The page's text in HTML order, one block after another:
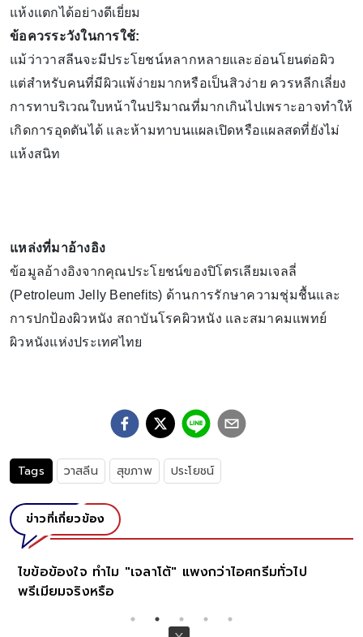
แห้งแตกได้อย่างดีเยี่ยม
ข้อควรระวังในการใช้:
แม้ว่าวาสลีนจะมีประโยชน์หลากหลายและอ่อนโยนต่อผิว
แต่สำหรับคนที่มีผิวแพ้ง่ายมากหรือเป็นสิวง่าย ควรหลีกเลี่ยง
การทาบริเวณใบหน้าในปริมาณที่มากเกินไปเพราะอาจทำให้
เกิดการอุดตันได้ และห้ามทาบนแผลเปิดหรือแผลสดที่ยังไม่
แห้งสนิท
แหล่งที่มาอ้างอิง
ข้อมูลอ้างอิงจากคุณประโยชน์ของปิโตรเลียมเจลลี่
(Petroleum Jelly Benefits) ด้านการรักษาความชุ่มชื้นและ
การปกป้องผิวหนัง สถาบันโรคผิวหนัง และสมาคมแพทย์
ผิวหนังแห่งประเทศไทย
Tags วาสลีน สุขภาพ ประโยชน์
ข่าวที่เกี่ยวข้อง
ไขข้อข้องใจ ทำไม "เจลาโต้" แพงกว่าไอศกรีมทั่วไป
พรีเมียมจริงหรือ